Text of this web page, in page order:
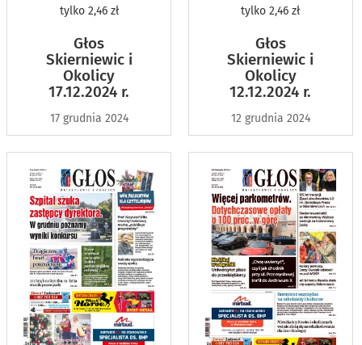
tylko2,46 zł
Głos
Skierniewic i
Okolicy
17.12.2024 r.
17 grudnia 2024
tylko 2,46 zł
Głos
Skierniewic i
Okolicy
12.12.2024 r.
12 grudnia 2024